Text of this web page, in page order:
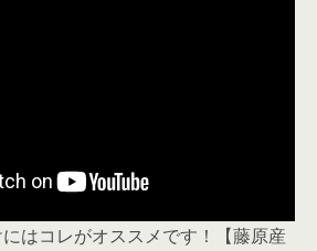
はコレがオススメです！【藤原産